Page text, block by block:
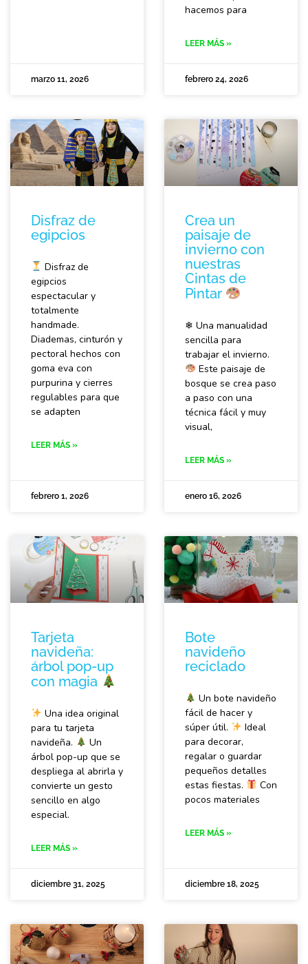
marzo 11, 2026
hacemos para
LEER MÁS »
febrero 24, 2026
Disfraz de
egipcios
Disfraz de
egipcios
espectacular y
totalmente
handmade.
Diademas, cinturón y
pectoral hechos con
goma eva con
purpurina y cierres
regulables para que
se adapten
LEER MÁS »
febrero 1, 2026
Crea un
paisaje de
invierno con
nuestras
Cintas de
Pintar
❄ Una manualidad
sencilla para
trabajar el invierno.
Este paisaje de
bosque se crea paso
a paso con una
técnica fácil y muy
visual,
LEER MÁS »
enero 16, 2026
Tarjeta
navideña:
árbol pop-up
con magia
Una idea original
para tu tarjeta
navideña.
Un
árbol pop-up que se
despliega al abrirla y
convierte un gesto
sencillo en algo
especial.
LEER MÁS »
diciembre 31, 2025
Bote
navideño
reciclado
Un bote navideño
fácil de hacer y
súper útil.
Ideal
para decorar,
regalar o guardar
pequeños detalles
estas fiestas.
Con
pocos materiales
LEER MÁS »
diciembre 18, 2025